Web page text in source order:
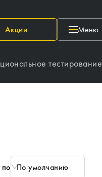
Акции Меню
тестирование
по По умолчанию